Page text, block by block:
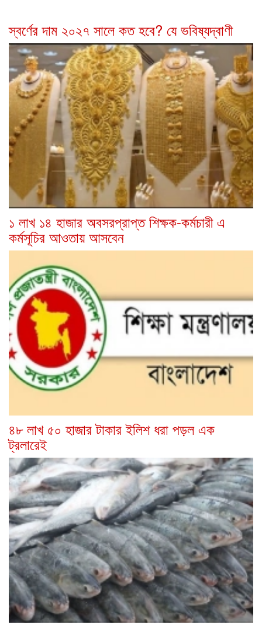
স্বর্ণের দাম ২০২৭ সালে কত হবে? যে ভবিষ্যদ্বাণী
১ লাখ ১৪ হাজার অবসরপ্রাপ্ত শিক্ষক-কর্মচারী এ
কর্মসূচির আওতায় আসবেন
৪৮ লাখ ৫০ হাজার টাকার ইলিশ ধরা পড়ল এক
ট্রলারেই